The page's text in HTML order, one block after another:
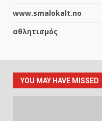
www.smalokalt.no
αθλητισμός
YOU MAY HAVE MISSED